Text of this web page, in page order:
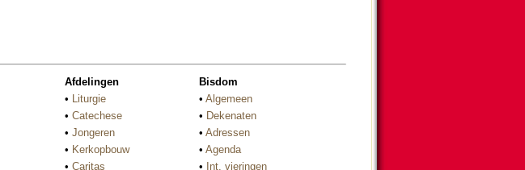
Afdelingen
• Liturgie
• Catechese
• Jongeren
• Kerkopbouw
• Caritas
Bisdom
• Algemeen
• Dekenaten
• Adressen
• Agenda
• Int. vieringen